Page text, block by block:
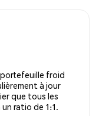
froid
à jour
que tous les
ratio de 1:1.